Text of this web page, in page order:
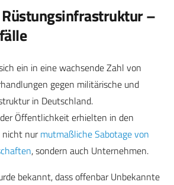
–
ein in eine wachsende Zahl von
gegen militärische und
in Deutschland.
Öffentlichkeit erhielten in den
nicht nurmutmaßliche Sabotage von
, sondern auch Unternehmen.
bekannt, dass offenbar Unbekannte